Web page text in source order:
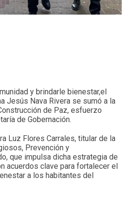
y brindarle bienestar,el
Jesús Nava Rivera se sumó a la
de Paz, esfuerzo
de Gobernación.
Luz Flores Carrales, titular de la
Prevención y
que impulsa dicha estrategia de
acuerdos clave para fortalecer el
a los habitantes del